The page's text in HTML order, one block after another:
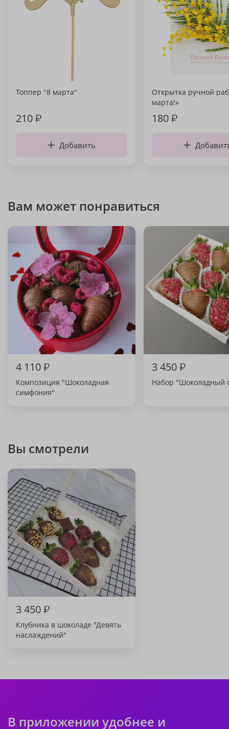
Топпер "8 марта"
210₽
Добавить
Открытка ручной
марта!»
180₽
Вам может понравиться
4 110₽
Композиция "Шоколадная
симфония"
3 450₽
Набор "Шоколадный
Вы смотрели
3 450₽
Клубника в шоколаде "Девять
наслаждений"
В приложении удобнее и